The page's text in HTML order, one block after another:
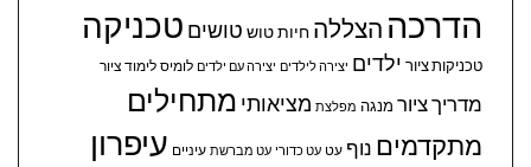
הדרכה הצללה חיותטוש טושים טכניקה
טכניקות ציור ילדים יצירה לילדים יצירה עם ילדים לומיס לימוד ציור
מדריך ציור מנגה מפלצת מציאותי מתחילים
מתקדמים נוף עט עט כדורי עט מברשת עיניים עיפרון